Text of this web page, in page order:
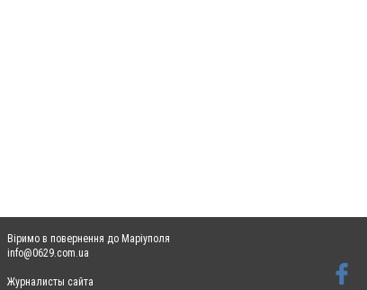
Віримо в повернення до Маріуполя
info@0629.com.ua
Журналисты сайта